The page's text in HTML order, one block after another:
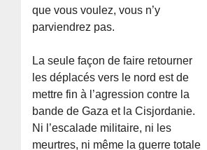
que vous voulez, vous n’y
parviendrez pas.
La seule façon de faire retourner
les déplacés vers le nord est de
mettre fin à l’agression contre la
bande de Gaza et la Cisjordanie.
Ni l’escalade militaire, ni les
meurtres, ni même la guerre totale